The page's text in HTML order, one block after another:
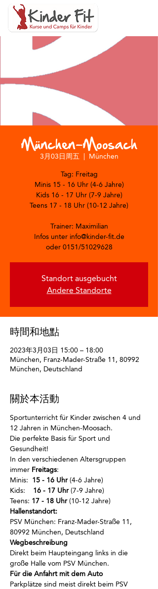
München-Moosach
3月03日周五 München
Tag: Freitag
Minis 15 - 16 Uhr (4-6 Jahre)
Kids 16 - 17 Uhr (7-9 Jahre)
Teens 17 - 18 Uhr (10-12 Jahre)
Trainer: Maximilian
Infos unter info@kinder-fit.de
oder 0151/51029628
Standort ausgebucht
Andere Standorte
時間和地點
2023年3月03日 15:00 – 18:00
München, Franz-Mader-Straße 11, 80992
München, Deutschland
關於本活動
Sportunterricht für Kinder zwischen 4 und
12 Jahren in München-Moosach.
Die perfekte Basis für Sport und
Gesundheit!
In den verschiedenen Altersgruppen
immer Freitags:
Minis: 15 - 16 Uhr (4-6 Jahre)
Kids: 16 - 17 Uhr (7-9 Jahre)
Teens: 17 - 18 Uhr (10-12 Jahre)
Hallenstandort:
PSV München: Franz-Mader-Straße 11,
80992 München, Deutschland
Wegbeschreibung
Direkt beim Haupteingang links in die
große Halle vom PSV München.
Für die Anfahrt mit dem Auto
Parkplätze sind meist direkt beim PSV